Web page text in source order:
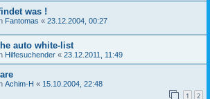
was !
Fantomas « 23.12.2004, 00:27
auto white-list
Hilfesuchender « 23.12.2011, 11:49
Achim-H « 15.10.2004, 22:48
1 2